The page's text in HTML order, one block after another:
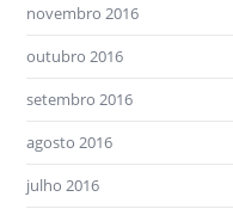
novembro 2016
outubro 2016
setembro 2016
agosto 2016
julho 2016